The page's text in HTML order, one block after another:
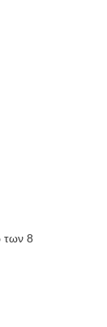
των 8